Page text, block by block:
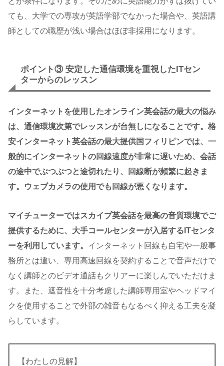
ても、大学での専攻が英語学部でなかった場合や、英語講
師としての職歴が浅い場合はほぼ非採用になります。
ポイント③ 安定した通信環境を重視したITセン
ターからのレッスン
インターネットを使用したオンライン英会話の最大の悩み
は、通信環境次第でレッスンが台無しになることです。 格
安インターネット英会話の最大提供国フィリピンでは、一
般的にインターネットの回線速度が非常に遅いため、会話
の途中でぶつぶつと途切れたり、回線断が頻繁に起きま
す。ウェブカメラの使用でも回線が悪くなります。
マイチューターではスカイプ英会話を最高の音質環境でご
提供するために、大手コールセンターが入居するITセンタ
ーを利用しています。 インターネット回線も自宅や一般事
務所とは違い、専用高速回線を契約することで音声だけで
なく講師とのビデオ通話もクリアーに楽しんでいただけま
す。また、遮音性を十分考慮した講師専用室やヘッドマイ
クを使用することで外部の雑音もなるべく抑える工夫を凝
らしています。
【わたしの見解】